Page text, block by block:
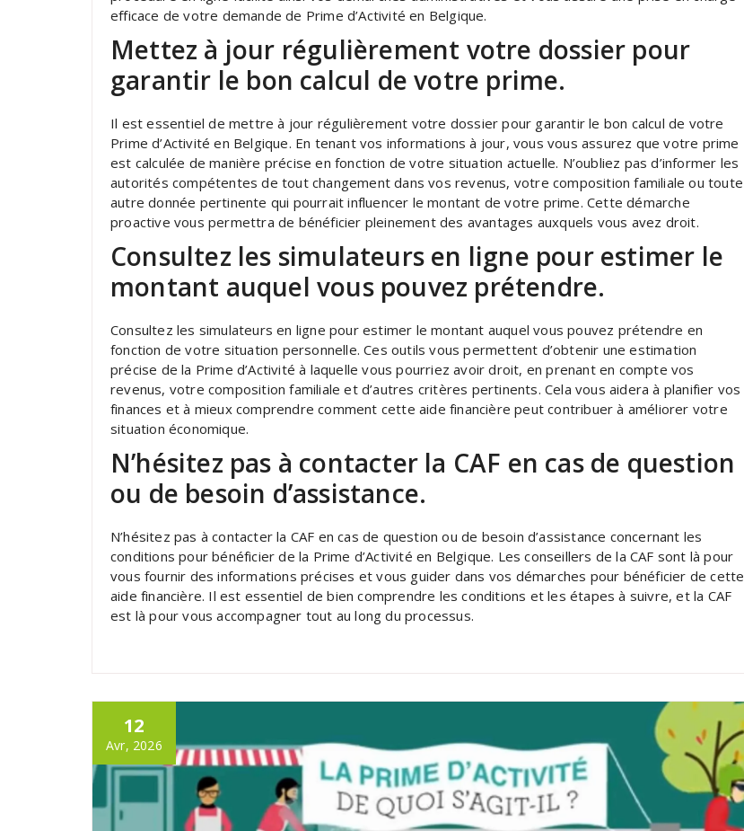
efficace de votre demande de Prime d’Activité en Belgique.
Mettez à jour régulièrement votre dossier pour
garantir le bon calcul de votre prime.
Il est essentiel de mettre à jour régulièrement votre dossier pour garantir le bon calcul de votre
Prime d’Activité en Belgique. En tenant vos informations à jour, vous vous assurez que votre prime
est calculée de manière précise en fonction de votre situation actuelle. N’oubliez pas d’informer les
autorités compétentes de tout changement dans vos revenus, votre composition familiale ou toute
autre donnée pertinente qui pourrait influencer le montant de votre prime. Cette démarche
proactive vous permettra de bénéficier pleinement des avantages auxquels vous avez droit.
Consultez les simulateurs en ligne pour estimer le
montant auquel vous pouvez prétendre.
Consultez les simulateurs en ligne pour estimer le montant auquel vous pouvez prétendre en
fonction de votre situation personnelle. Ces outils vous permettent d’obtenir une estimation
précise de la Prime d’Activité à laquelle vous pourriez avoir droit, en prenant en compte vos
revenus, votre composition familiale et d’autres critères pertinents. Cela vous aidera à planifier vos
finances et à mieux comprendre comment cette aide financière peut contribuer à améliorer votre
situation économique.
N’hésitez pas à contacter la CAF en cas de question
ou de besoin d’assistance.
N’hésitez pas à contacter la CAF en cas de question ou de besoin d’assistance concernant les
conditions pour bénéficier de la Prime d’Activité en Belgique. Les conseillers de la CAF sont là pour
vous fournir des informations précises et vous guider dans vos démarches pour bénéficier de cette
aide financière. Il est essentiel de bien comprendre les conditions et les étapes à suivre, et la CAF
est là pour vous accompagner tout au long du processus.
12
Avr, 2026